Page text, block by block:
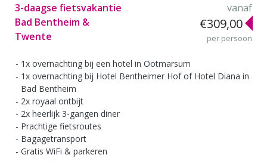
3-daagse fietsvakantie
Bad Bentheim &
Twente
vanaf
€309,00
per persoon
1x overnachting bij een hotel in Ootmarsum
1x overnachting bij Hotel Bentheimer Hof of Hotel Diana in
Bad Bentheim
2x royaal ontbijt
2x heerlijk 3-gangen diner
Prachtige fietsroutes
Bagagetransport
Gratis WiFi & parkeren